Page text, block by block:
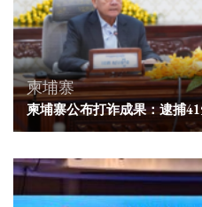
柬埔寨
柬埔寨公布打诈成果：逮捕